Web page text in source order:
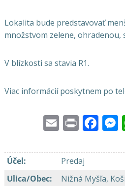
Lokalita bude predstavovať
množstvom zelene, ohradenou,
V blízkosti sa stavia R1.
Viac informácií poskytnem po
EmailPrint
Účel:
Predaj
Ulica/Obec:
Nižná Myšľa,